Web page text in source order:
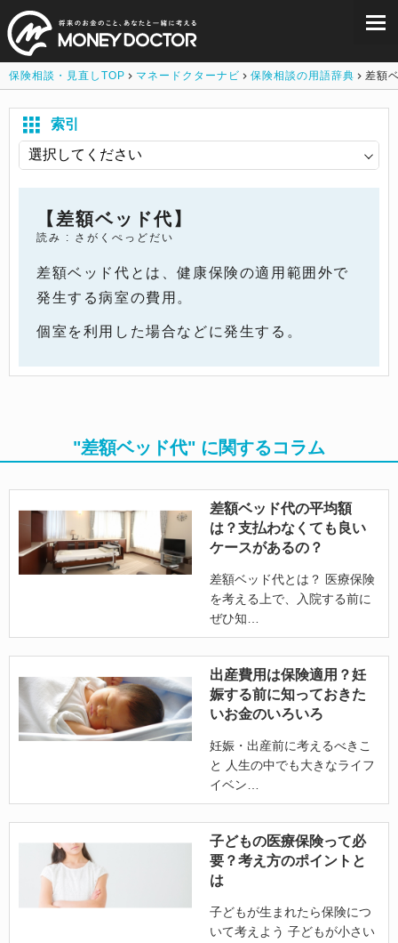
保険相談・見直しTOP マネードクターナビ 保険相談の用語辞典 差額
索引
【差額ベッド代】
読み : さがくぺっどだい
差額ベッド代とは、健康保険の適用範囲外で
発生する病室の費用。
個室を利用した場合などに発生する。
"差額ベッド代" に関するコラム
差額ベッド代の平均額
は？支払わなくても良い
ケースがあるの？
差額ベッド代とは？ 医療保険
を考える上で、入院する前に
ぜひ知
出産費用は保険適用？妊
娠する前に知っておきた
いお金のいろいろ
妊娠・出産前に考えるべきこ
と 人生の中でも大きなライフ
イベン
子どもの医療保険って必
要？考え方のポイントと
は
子どもが生まれたら保険につ
いて考えよう 子どもが小さい